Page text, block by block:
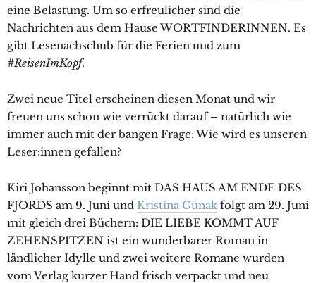
eine Belastung. Um so erfreulicher sind die
Nachrichten aus dem Hause WORTFINDERINNEN. Es
gibt Lesenachschub für die Ferien und zum
#ReisenImKopf.
Zwei neue Titel erscheinen diesen Monat und wir
freuen uns schon wie verrückt darauf – natürlich wie
immer auch mit der bangen Frage: Wie wird es unseren
Leser:innen gefallen?
Kiri Johansson beginnt mit DAS HAUS AM ENDE DES
FJORDS am 9. Juni und Kristina Günak folgt am 29. Juni
mit gleich drei Büchern: DIE LIEBE KOMMT AUF
ZEHENSPITZEN ist ein wunderbarer Roman in
ländlicher Idylle und zwei weitere Romane wurden
vom Verlag kurzer Hand frisch verpackt und neu